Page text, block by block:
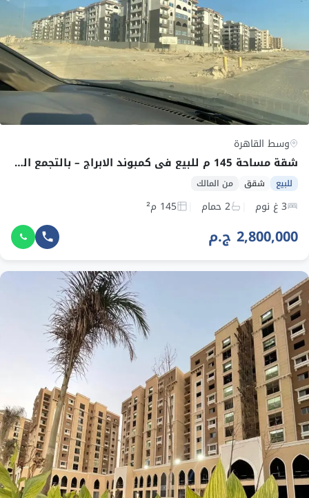
وسط القاهرة
شقة مساحة 145 م للبيع في كمبوند الابراج – بالتجمع الخامس بجوار طريق الاوسطي
للبيع شقق من المالك
3 غ نوم 2 حمام 145 م²
2,800,000 ج.م